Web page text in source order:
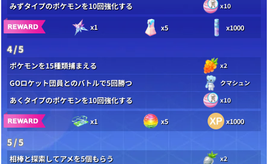
みずタイプのポケモンを10回強化する x10
x1 x5 x1000
4 / 5
ポケモンを15種類捕まえる x2
GOロケット団員とのバトルで5回勝つ クマシュン
あくタイプのポケモンを10回強化する x10
x1 x5 x1000
5 / 5
相棒と探索してアメを5個もらう x2